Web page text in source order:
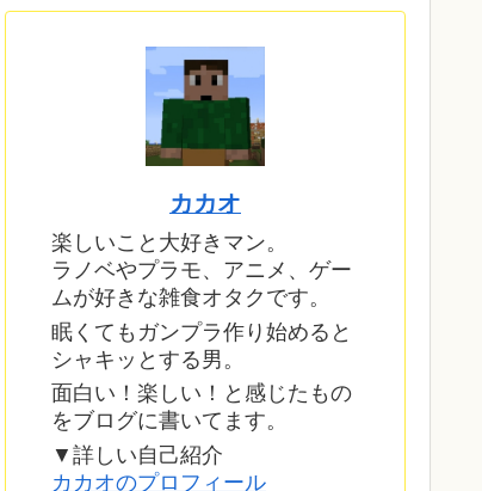
カカオ
楽しいこと大好きマン。
ラノベやプラモ、アニメ、ゲー
ムが好きな雑食オタクです。
眠くてもガンプラ作り始めると
シャキッとする男。
面白い！楽しい！と感じたもの
をブログに書いてます。
▼詳しい自己紹介
カカオのプロフィール